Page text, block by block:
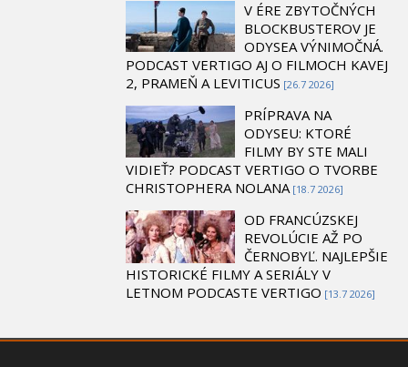
V ÉRE ZBYTOČNÝCH
BLOCKBUSTEROV JE
ODYSEA VÝNIMOČNÁ.
PODCAST VERTIGO AJ O FILMOCH KAVEJ
2, PRAMEŇ A LEVITICUS [26.7 2026]
PRÍPRAVA NA
ODYSEU: KTORÉ
FILMY BY STE MALI
VIDIEŤ? PODCAST VERTIGO O TVORBE
CHRISTOPHERA NOLANA [18.7 2026]
OD FRANCÚZSKEJ
REVOLÚCIE AŽ PO
ČERNOBYĽ. NAJLEPŠIE
HISTORICKÉ FILMY A SERIÁLY V
LETNOM PODCASTE VERTIGO [13.7 2026]